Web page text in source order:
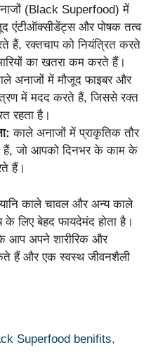
(Black Superfood) में
एंटीऑक्सीडेंट्स और पोषक तत्व
हैं, रक्तचाप को नियंत्रित करते
का खतरा कम करते हैं।
अनाजों में मौजूद फाइबर और
में मदद करते हैं, जिससे रक्त
रहता है।
काले अनाजों में प्राकृतिक तौर
हैं, जो आपको दिनभर के काम के
हैं।
काले चावल और अन्य काले
लिए बेहद फायदेमंद होता है।
आप अपने शारीरिक और
हैं और एक स्वस्थ जीवनशैली
Superfood benifits,